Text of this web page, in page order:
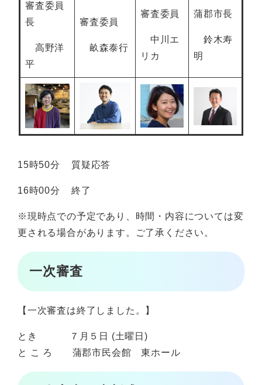
審査委員
長
高野洋
平
審査委員
畝森泰行
審査委員
中川エ
リカ
蒲郡市長
鈴木寿
明
15時50分 質疑応答
16時00分 終了
※現時点での予定であり、時間・内容については変
更される場合があります。ご了承ください。
一次審査
【一次審査は終了しました。】
とき ７月５日 (土曜日)
と こ ろ 蒲郡市民会館 東ホール